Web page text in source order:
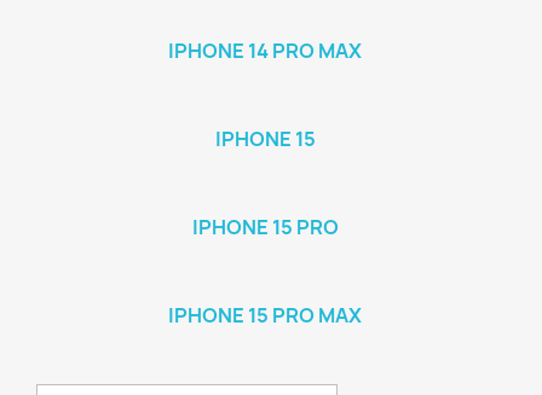
IPHONE 14 PRO MAX
IPHONE 15
IPHONE 15 PRO
IPHONE 15 PRO MAX